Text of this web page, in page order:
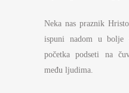
Neka nas praznik
ispuni nadom u bolje
početka podseti na
među ljudima.